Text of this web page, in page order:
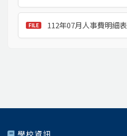
112年07月人事費明細表